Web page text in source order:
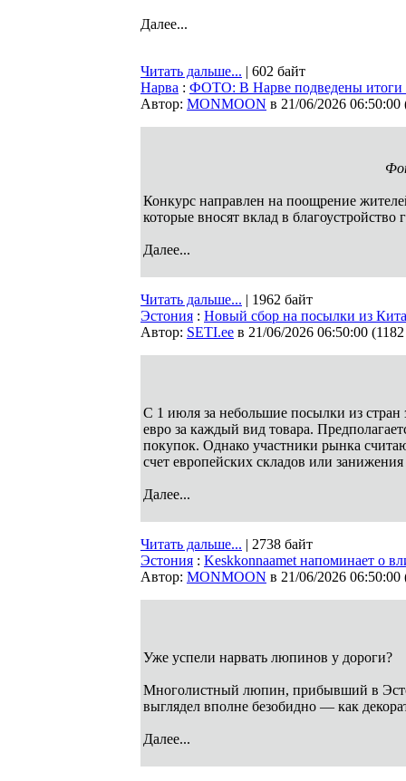
Далее...
Читать дальше... | 602 байт
Нарва : ФОТО: В Нарве подведены итоги
Автор: MONMOON в 21/06/2026 06:50:00
Конкурс направлен на поощрение
которые вносят вклад в
Далее...
Читать дальше... | 1962 байт
Эстония : Новый сбор на посылки из
Автор: SETI.ee в 21/06/2026 06:50:00 (
С 1 июля за небольшие посылки из стран
евро за каждый вид товара.
покупок. Однако участники рынка
счет европейских складов или
Далее...
Читать дальше... | 2738 байт
Эстония : Keskkonnaamet напоминает о
Автор: MONMOON в 21/06/2026 06:50:00
Уже успели нарвать люпинов у дороги?
Многолистный люпин, прибывший в
выглядел вполне безобидно — как
Далее...